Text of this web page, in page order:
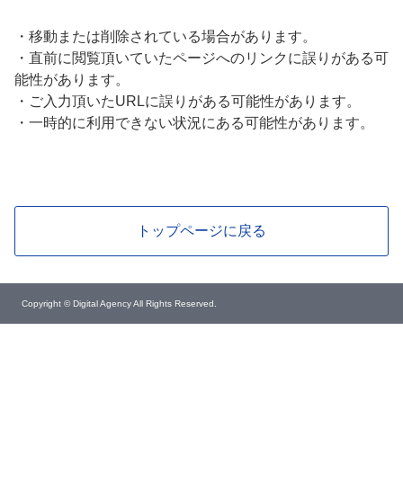
・ 移動または削除されている場合があります。
・ 直前に閲覧頂いていたページへのリンクに誤りがある可
能性があります。
・ ご入力頂いたURLに誤りがある可能性があります。
・ 一時的に利用できない状況にある可能性があります。
トップページに戻る
Copyright © Digital Agency All Rights Reserved.